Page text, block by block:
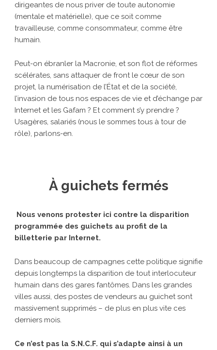
dirigeantes de nous priver de toute autonomie
(mentale et matérielle), que ce soit comme
travailleuse, comme consommateur, comme être
humain.
Peut-on ébranler la Macronie, et son flot de réformes
scélérates, sans attaquer de front le cœur de son
projet, la numérisation de l’État et de la société,
l’invasion de tous nos espaces de vie et d’échange par
Internet et les Gafam ? Et comment s’y prendre ?
Usagères, salariés (nous le sommes tous à tour de
rôle), parlons-en.
À guichets fermés
Nous venons protester ici contre la disparition
programmée des guichets au profit de la
billetterie par Internet.
Dans beaucoup de campagnes cette politique signifie
depuis longtemps la disparition de tout interlocuteur
humain dans des gares fantômes. Dans les grandes
villes aussi, des postes de vendeurs au guichet sont
massivement supprimés – de plus en plus vite ces
derniers mois.
Ce n’est pas la S.N.C.F. qui s’adapte ainsi à un